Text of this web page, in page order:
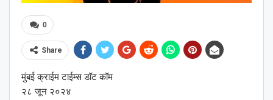
0
Share
मुंबई क्राईम टाईम्स डॉट कॉम
२८ जून २०२४